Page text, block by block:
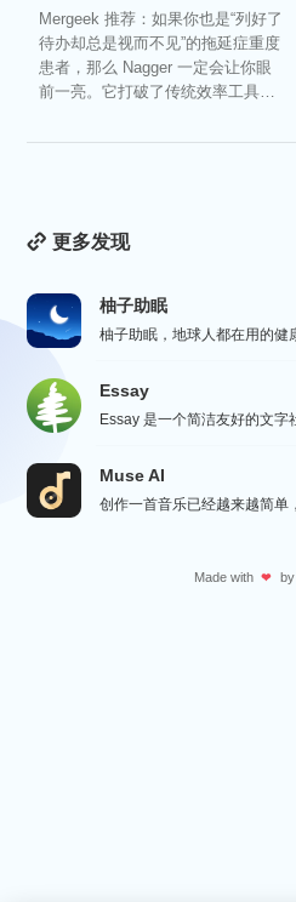
Mergeek 推荐：如果你也是“列好了
待办却总是视而不见”的拖延症重度
患者，那么 Nagger 一定会让你眼
前一亮。它打破了传统效率工具冰
更多发现
柚子助眠
Essay
Muse AI
Made with ❤ by